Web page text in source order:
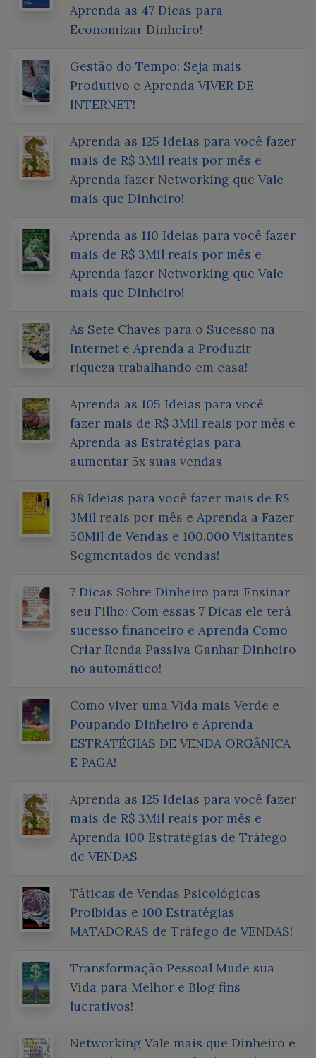
Aprenda as 47 Dicas para
Economizar Dinheiro!
Gestão do Tempo: Seja mais
Produtivo e Aprenda VIVER DE
INTERNET!
Aprenda as 125 Ideias para você fazer
mais de R$ 3Mil reais por mês e
Aprenda fazer Networking que Vale
mais que Dinheiro!
Aprenda as 110 Ideias para você fazer
mais de R$ 3Mil reais por mês e
Aprenda fazer Networking que Vale
mais que Dinheiro!
As Sete Chaves para o Sucesso na
Internet e Aprenda a Produzir
riqueza trabalhando em casa!
Aprenda as 105 Ideias para você
fazer mais de R$ 3Mil reais por mês e
Aprenda as Estratégias para
aumentar 5x suas vendas
88 Ideias para você fazer mais de R$
3Mil reais por mês e Aprenda a Fazer
50Mil de Vendas e 100.000 Visitantes
Segmentados de vendas!
7 Dicas Sobre Dinheiro para Ensinar
seu Filho: Com essas 7 Dicas ele terá
sucesso financeiro e Aprenda Como
Criar Renda Passiva Ganhar Dinheiro
no automático!
Como viver uma Vida mais Verde e
Poupando Dinheiro e Aprenda
ESTRATÉGIAS DE VENDA ORGÂNICA
E PAGA!
Aprenda as 125 Ideias para você fazer
mais de R$ 3Mil reais por mês e
Aprenda 100 Estratégias de Tráfego
de VENDAS
Táticas de Vendas Psicológicas
Proibidas e 100 Estratégias
MATADORAS de Tráfego de VENDAS!
Transformação Pessoal Mude sua
Vida para Melhor e Blog fins
lucrativos!
Networking Vale mais que Dinheiro e